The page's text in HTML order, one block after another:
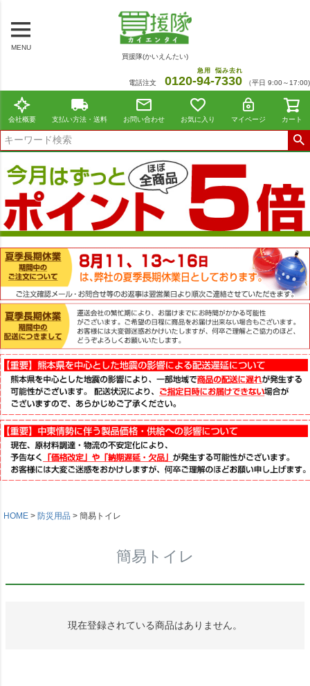
MENU
買援隊(かいえんたい)
電話注文 0120-94
急用
-7330
悩み去れ
（平日 9:00～17:00)
会社概要 支払い方法・送料 お問い合わせ お気に入り マイページ カート
HOME 防災用品 簡易トイレ
簡易トイレ
現在登録されている商品はありません。